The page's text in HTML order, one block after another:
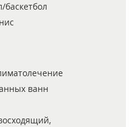
баскетбол
ванн